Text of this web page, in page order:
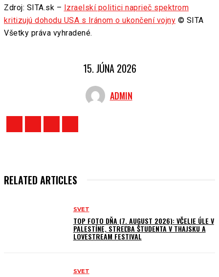
Zdroj: SITA.sk –
Izraelskí politici naprieč spektrom
kritizujú dohodu USA s Iránom o ukončení vojny © SITA
Všetky práva vyhradené.
15. JÚNA 2026
ADMIN
RELATED ARTICLES
SVET
TOP FOTO DŇA (7. AUGUST 2026): VČELIE ÚLE V
PALESTÍNE, STREĽBA ŠTUDENTA V THAJSKU A
LOVESTREAM FESTIVAL
SVET